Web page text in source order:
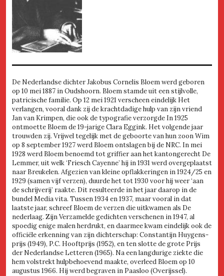
De Nederlandse dichter Jakobus Cornelis Bloem werd geboren
op 10 mei 1887 in Oudshoorn. Bloem stamde uit een stijlvolle,
patricische familie. Op 12 mei 1921 verscheen eindelijk Het
verlangen, vooral dank zij de krachtdadige hulp van zijn vriend
Jan van Krimpen, die ook de typografie verzorgde In 1925
ontmoette Bloem de 19-jarige Clara Eggink. Het volgende jaar
trouwden zij. Vrijwel tegelijk met de geboorte van hun zoon Wim
op 8 september 1927 werd Bloem ontslagen bij de NRC. In mei
1928 werd Bloem benoemd tot griffier aan het kantongerecht De
Lemmer, uit welk ‘Friesch Cayenne’ hij in 1931 werd overgeplaatst
naar Breukelen. Afgezien van kleine opflakkeringen in 1924/25 en
1929 (samen vijf verzen), duurde het tot 1930 voor hij weer ‘aan
de schrijverij’ raakte. Dit resulteerde in het jaar daarop in de
bundel Media vita. Tussen 1934 en 1937, maar vooral in dat
laatste jaar, schreef Bloem de verzen die uitkwamen als De
nederlaag. Zijn Verzamelde gedichten verschenen in 1947, al
spoedig enige malen herdrukt, en daarmee kwam eindelijk ook de
officiële erkenning van zijn dichterschap: Constantijn Huygens-
prijs (1949), P.C. Hooftprijs (1952), en ten slotte de grote Prijs
der Nederlandse Letteren (1965). Na een langdurige ziekte die
hem volstrekt hulpbehoevend maakte, overleed Bloem op 10
augustus 1966. Hij werd begraven in Paasloo (Overijssel).